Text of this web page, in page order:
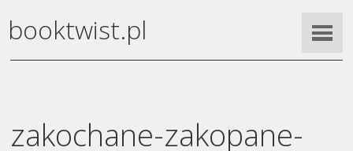
booktwist.pl
zakochane-zakopane-